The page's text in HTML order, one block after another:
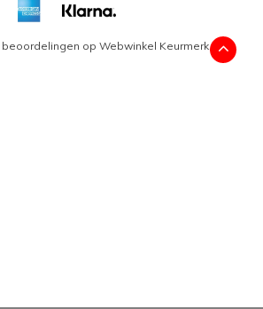
beoordelingen op Webwinkel Keurmerk